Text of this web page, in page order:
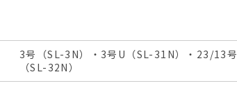
3号（SL-3N）・3号U（SL-31N）・23/13号
（SL-32N）